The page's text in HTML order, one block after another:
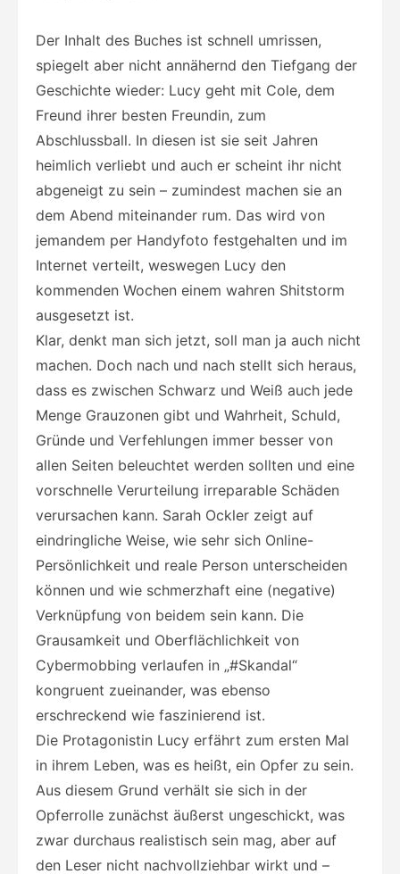
Der Inhalt des Buches ist schnell umrissen,
spiegelt aber nicht annähernd den Tiefgang der
Geschichte wieder: Lucy geht mit Cole, dem
Freund ihrer besten Freundin, zum
Abschlussball. In diesen ist sie seit Jahren
heimlich verliebt und auch er scheint ihr nicht
abgeneigt zu sein – zumindest machen sie an
dem Abend miteinander rum. Das wird von
jemandem per Handyfoto festgehalten und im
Internet verteilt, weswegen Lucy den
kommenden Wochen einem wahren Shitstorm
ausgesetzt ist.
Klar, denkt man sich jetzt, soll man ja auch nicht
machen. Doch nach und nach stellt sich heraus,
dass es zwischen Schwarz und Weiß auch jede
Menge Grauzonen gibt und Wahrheit, Schuld,
Gründe und Verfehlungen immer besser von
allen Seiten beleuchtet werden sollten und eine
vorschnelle Verurteilung irreparable Schäden
verursachen kann. Sarah Ockler zeigt auf
eindringliche Weise, wie sehr sich Online-
Persönlichkeit und reale Person unterscheiden
können und wie schmerzhaft eine (negative)
Verknüpfung von beidem sein kann. Die
Grausamkeit und Oberflächlichkeit von
Cybermobbing verlaufen in „#Skandal“
kongruent zueinander, was ebenso
erschreckend wie faszinierend ist.
Die Protagonistin Lucy erfährt zum ersten Mal
in ihrem Leben, was es heißt, ein Opfer zu sein.
Aus diesem Grund verhält sie sich in der
Opferrolle zunächst äußerst ungeschickt, was
zwar durchaus realistisch sein mag, aber auf
den Leser nicht nachvollziehbar wirkt und –